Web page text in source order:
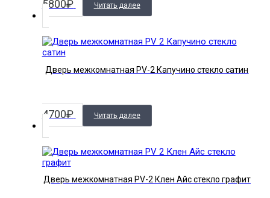
5800₽ Читать далее
Дверь межкомнатная PV-2 Капучино стекло сатин
4700₽ Читать далее
Дверь межкомнатная PV-2 Клен Айс стекло графит